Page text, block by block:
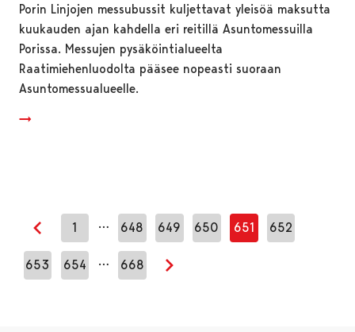
Porin Linjojen messubussit kuljettavat yleisöä maksutta
kuukauden ajan kahdella eri reitillä Asuntomessuilla
Porissa. Messujen pysäköintialueelta
Raatimiehenluodolta pääsee nopeasti suoraan
Asuntomessualueelle.
Edellinen sivu
1 … 648 649 650 651 652
653 654 … 668
Seuraava sivu